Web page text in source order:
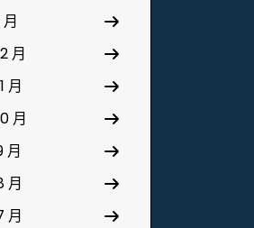
月
月
月
月
月
月